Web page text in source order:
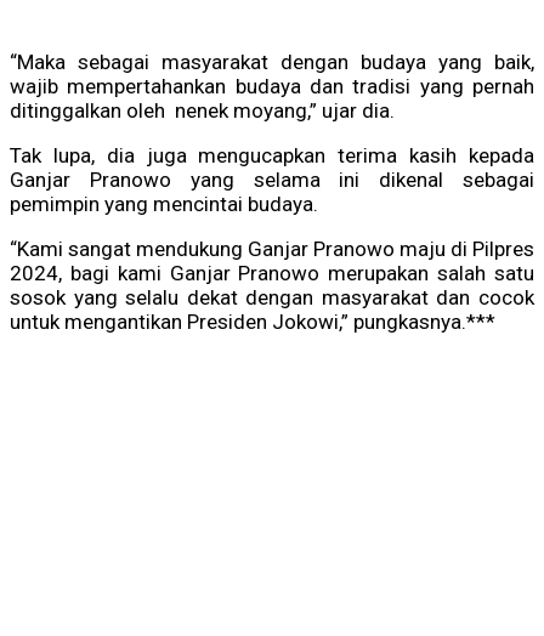
“Maka sebagai masyarakat dengan budaya yang baik,
wajib mempertahankan budaya dan tradisi yang pernah
ditinggalkan oleh nenek moyang,” ujar dia.
Tak lupa, dia juga mengucapkan terima kasih kepada
Ganjar Pranowo yang selama ini dikenal sebagai
pemimpin yang mencintai budaya.
“Kami sangat mendukung Ganjar Pranowo maju di Pilpres
2024, bagi kami Ganjar Pranowo merupakan salah satu
sosok yang selalu dekat dengan masyarakat dan cocok
untuk mengantikan Presiden Jokowi,” pungkasnya.***